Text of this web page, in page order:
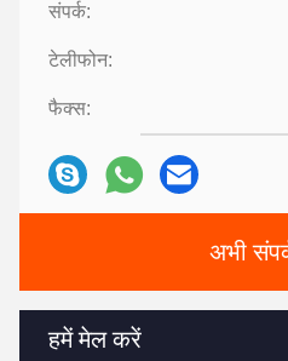
संपर्क:
टेलीफोन:
फैक्स:
अभी
हमें मेल करें